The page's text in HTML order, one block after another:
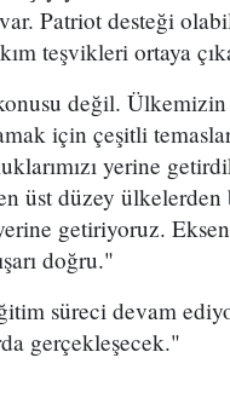
Patriot desteği
teşvikleri ortaya
değil.
için çeşitli
yerine
üst düzey
getiriyoruz.
doğru."
süreci devam
gerçekleşecek."